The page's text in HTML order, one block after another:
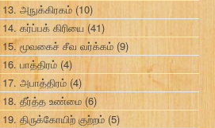
அநுக்கிரகம் (10)
கர்ப்பக் கிரியை (41)
மூவகைச் சீவ வர்க்கம் (9)
பாத்திரம் (4)
அபாத்திரம் (4)
18. தீர்த்த உண்மை (6)
திருக்கோயிற் குற்றம் (5)